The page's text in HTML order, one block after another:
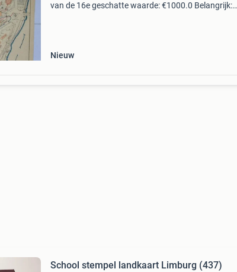
van de 16e geschatte waarde: €1000.0 Belangrijk:
Nieuw
School stempel landkaart Limburg (437)